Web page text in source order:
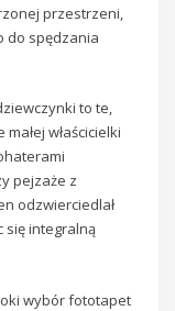
przestrzeni,
do spędzania
to te,
właścicielki
pejzaże z
odzwierciedlał
się integralną
wybór fototapet